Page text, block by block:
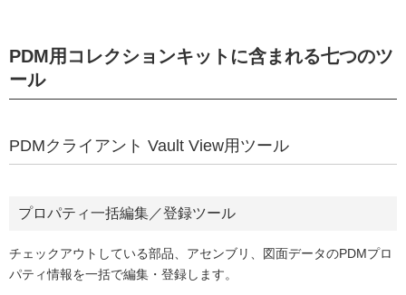
PDM用コレクションキットに含まれる七つのツ
ール
PDMクライアント Vault View用ツール
プロパティ一括編集／登録ツール
チェックアウトしている部品、アセンブリ、図面データのPDMプロ
パティ情報を一括で編集・登録します。